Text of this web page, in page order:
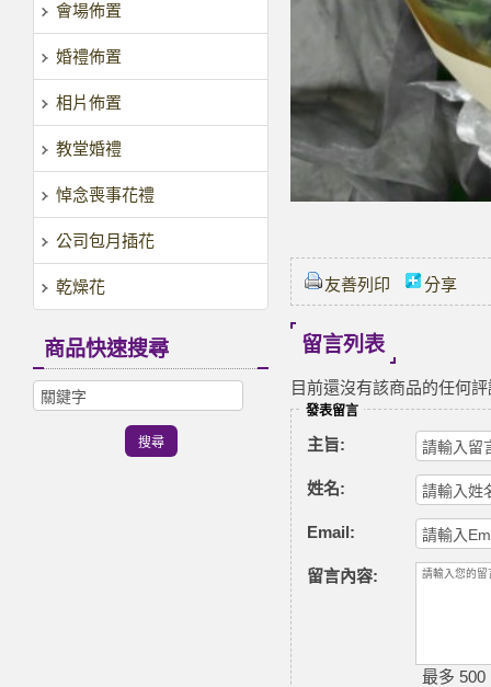
會場佈置
婚禮佈置
相片佈置
教堂婚禮
悼念喪事花禮
公司包月插花
乾燥花
商品快速搜尋
友善列印 分享
留言列表
目前還沒有該商品的任何
發表留言
主旨:
姓名:
Email:
留言內容:
最多 500